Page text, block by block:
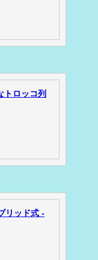
トロッコ列
リッド式 -